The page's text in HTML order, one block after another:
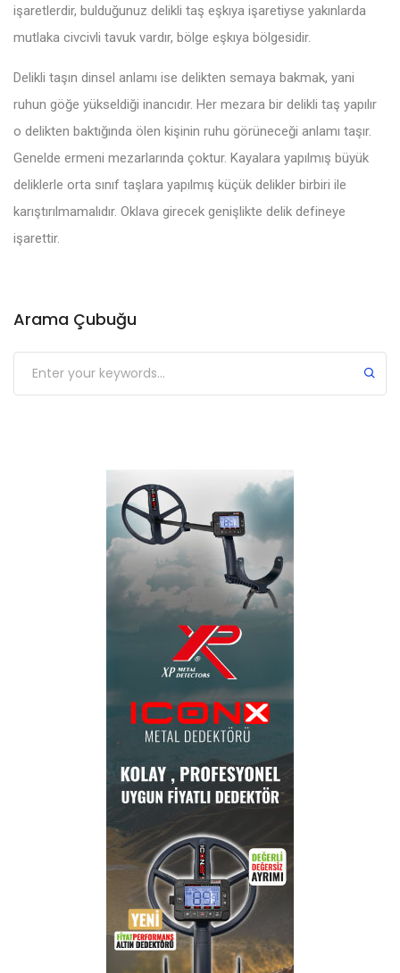
işaretlerdir, bulduğunuz delikli taş eşkıya işaretiyse yakınlarda
mutlaka civcivli tavuk vardır, bölge eşkıya bölgesidir.
Delikli taşın dinsel anlamı ise delikten semaya bakmak, yani
ruhun göğe yükseldiği inancıdır. Her mezara bir delikli taş yapılır
o delikten baktığında ölen kişinin ruhu görüneceği anlamı taşır.
Genelde ermeni mezarlarında çoktur. Kayalara yapılmış büyük
deliklerle orta sınıf taşlara yapılmış küçük delikler birbiri ile
karıştırılmamalıdır. Oklava girecek genişlikte delik defineye
işarettir.
Arama Çubuğu